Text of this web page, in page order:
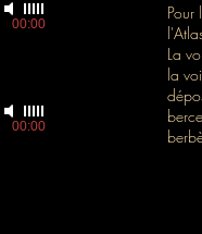
00:00
00:00
Pour
La
la